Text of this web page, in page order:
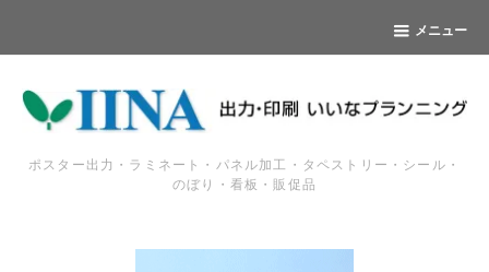
メニュー
ポスター出力・ラミネート・パネル加工・タペストリー・シール・
のぼり・看板・販促品